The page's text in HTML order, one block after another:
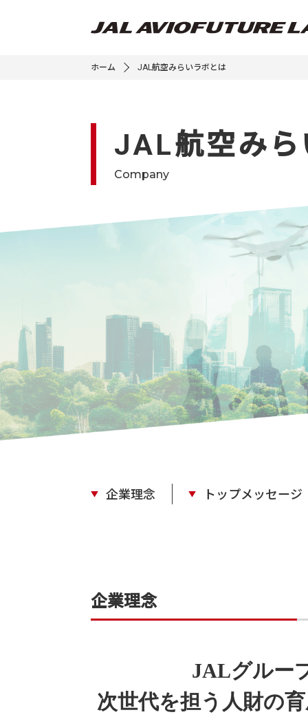
ホーム JAL航空みらいラボとは
JAL航空み
Company
企業理念 トップメッセージ
企業理念
JALグルー
次世代を担う人財の